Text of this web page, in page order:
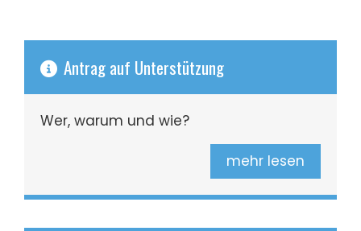
Antrag auf Unterstützung
Wer, warum und wie?
mehr lesen